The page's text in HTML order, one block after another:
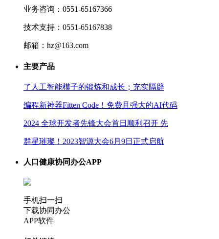
业务咨询：0551-65167366
技术支持：0551-65167838
邮箱：hz@163.com
主要产品
了人工智能模子的锻炼和成长；充实隔辟
编程新神器Fitten Code！免费且强大的AI代码
2024 全球开发者先锋大会首日顺利召开 先
群星璀璨！2023智源大会6月9日正式启航
人口健康协同办公APP
手机扫一扫
下载协同办公
APP软件